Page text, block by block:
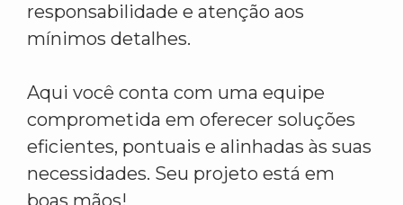
responsabilidade e atenção aos
mínimos detalhes.
Aqui você conta com uma equipe
comprometida em oferecer soluções
eficientes, pontuais e alinhadas às suas
necessidades. Seu projeto está em